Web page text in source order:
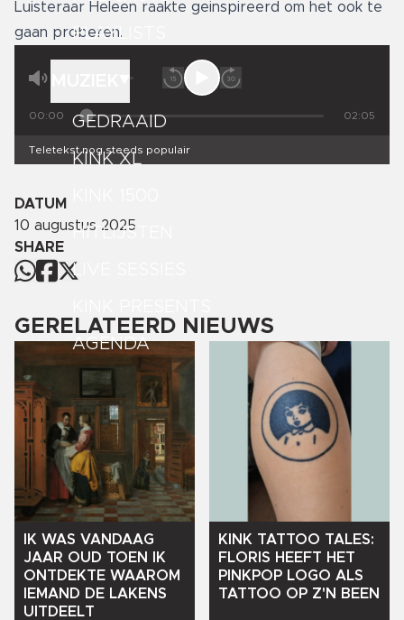
PLAYLISTS
GEDRAAID
KINK XL
HITLIJSTEN
LIVE SESSIES
AGENDA
Luisteraar Heleen raakte geinspireerd om het ook te
gaan proberen.
00:00 02:05
Teletekst nog steeds populair
DATUM
10 augustus 2025
SHARE
GERELATEERD NIEUWS
IK WAS VANDAAG
JAAR OUD TOEN
IK
ONTDEKTE WAAROM
IEMAND DE LAKENS
UITDEELT
KINK TATTOO TALES:
FLORIS HEEFT HET
PINKPOP LOGO ALS
TATTOO OP Z'N BEEN